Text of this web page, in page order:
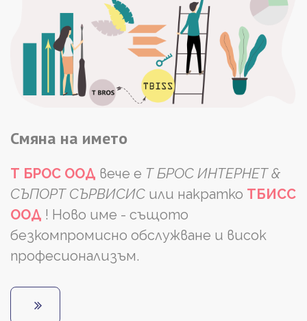
Смяна на името
Т БРОС ООД вече е Т БРОС ИНТЕРНЕТ &
СЪПОРТ СЪРВИСИС или накратко ТБИСС
ООД ! Ново име - същото
безкомпромисно обслужване и висок
професионализъм.